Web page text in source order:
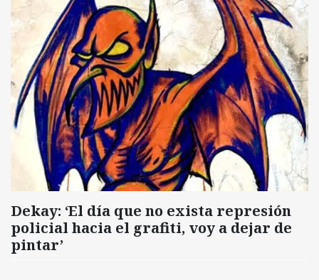
Dekay: ‘El día que no exista represión
policial hacia el grafiti, voy a dejar de
pintar’